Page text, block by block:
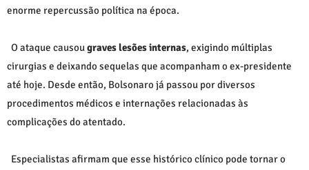
enorme repercussão política na época.
O ataque causougraves lesões internas, exigindo múltiplas
cirurgias e deixando sequelas que acompanham o ex-presidente
até hoje. Desde então, Bolsonaro já passou por diversos
procedimentos médicos e internações relacionadas às
complicações do atentado.
Especialistas afirmam que esse histórico clínico pode tornar o